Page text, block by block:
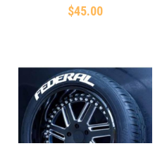
$45.00